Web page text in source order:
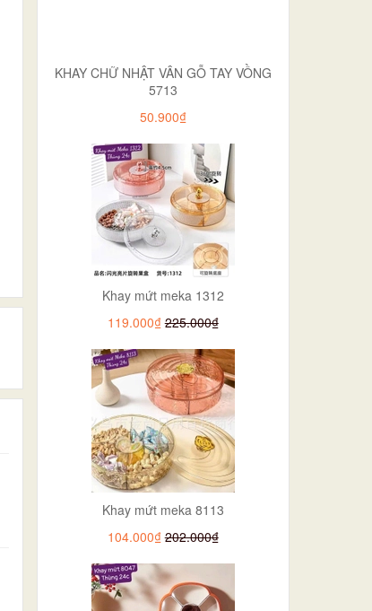
KHAY CHỮ NHẬT VÂN GỖ TAY VỒNG
5713
50.900₫
Khay mứt meka 1312
119.000₫ 225.000₫
Khay mứt meka 8113
104.000₫ 202.000₫